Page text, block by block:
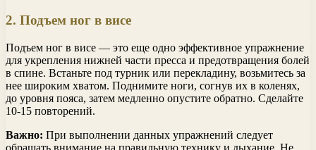
2. Подъем ног в висе
Подъем ног в висе — это еще одно эффективное упражнение
для укрепления нижней части пресса и предотвращения болей
в спине. Встаньте под турник или перекладину, возьмитесь за
нее широким хватом. Поднимите ноги, согнув их в коленях,
до уровня пояса, затем медленно опустите обратно. Сделайте
10-15 повторений.
Важно: При выполнении данных упражнений следует
обращать внимание на правильную технику и дыхание. Не